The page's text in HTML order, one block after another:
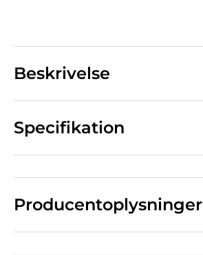
Beskrivelse
Specifikation
Producentoplysninger